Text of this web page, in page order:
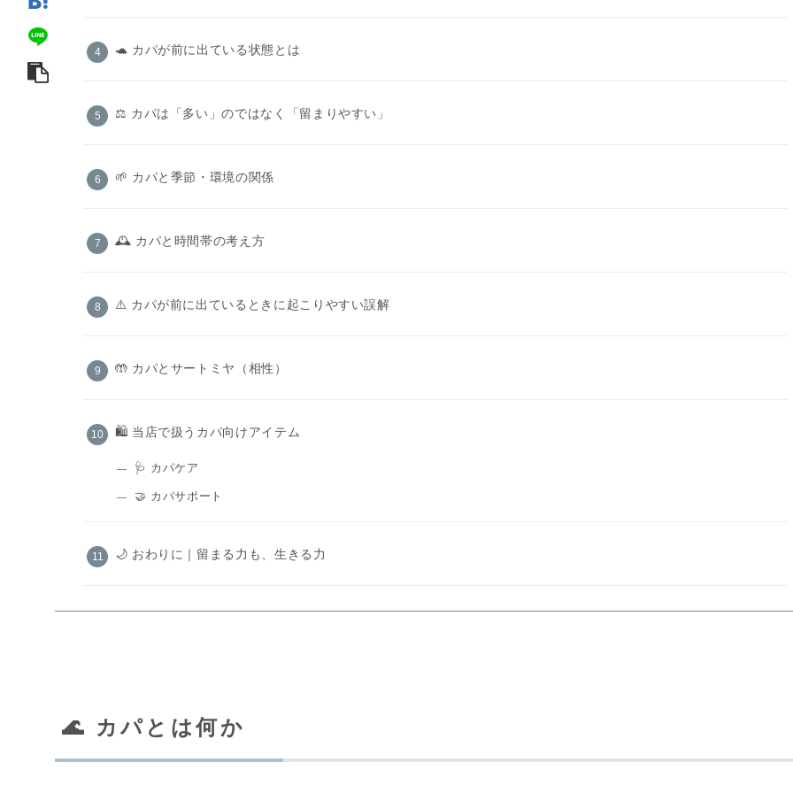
🐢 カパが前に出ている状態とは
⚖️ カパは「多い」のではなく「留まりやすい」
🌱 カパと季節・環境の関係
🕰️ カパと時間帯の考え方
⚠️ カパが前に出ているときに起こりやすい誤解
🤲 カパとサートミヤ（相性）
🛍️ 当店で扱うカパ向けアイテム
🩺 カパケア
🤝 カパサポート
🌙 おわりに｜留まる力も、生きる力
🌊 カパとは何か